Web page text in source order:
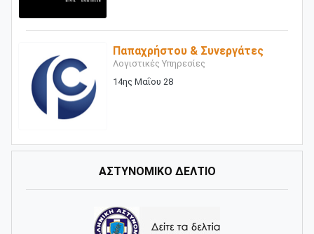
Παπαχρήστου & Συνεργάτες
Λογιστικές Υπηρεσίες
14ης Μαΐου 28
ΑΣΤΥΝΟΜΙΚΟ ΔΕΛΤΙΟ